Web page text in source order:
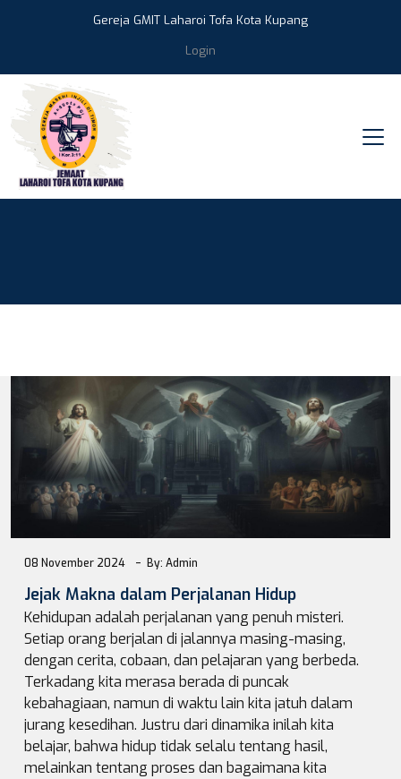
Gereja GMIT Laharoi Tofa Kota Kupang
Login
08 November 2024 By: Admin
Jejak Makna dalam Perjalanan Hidup
Kehidupan adalah perjalanan yang penuh misteri.
Setiap orang berjalan di jalannya masing-masing,
dengan cerita, cobaan, dan pelajaran yang berbeda.
Terkadang kita merasa berada di puncak
kebahagiaan, namun di waktu lain kita jatuh dalam
jurang kesedihan. Justru dari dinamika inilah kita
belajar, bahwa hidup tidak selalu tentang hasil,
melainkan tentang proses dan bagaimana kita